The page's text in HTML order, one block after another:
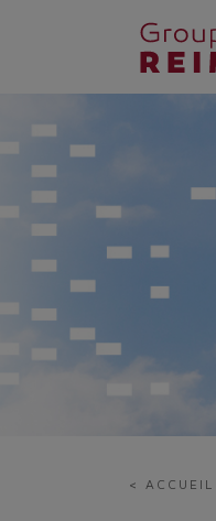
< ACCUEIL